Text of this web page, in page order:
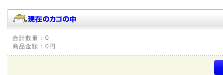
合計数量： 0
商品金額： 0円